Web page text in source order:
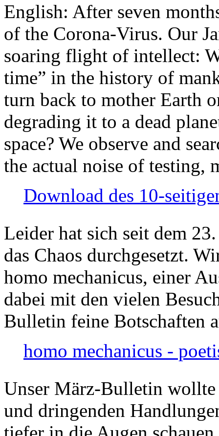
English: After seven
of the Corona-Virus. Our
soaring flight of intellect:
time” in the history of
turn back to mother Earth
degrading it to a dead
space? We observe and
the actual noise of testing,
Download des 10-
Leider hat sich seit dem
das Chaos durchgesetzt.
homo mechanicus, einer
dabei mit den vielen
Bulletin feine Botschaften
homo mechanicus -
Unser März-Bulletin
und dringenden